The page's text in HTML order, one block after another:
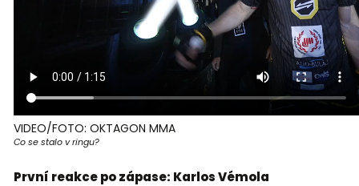
VIDEO/FOTO: OKTAGON MMA
Co se stalo v ringu?
První reakce po zápase: Karlos Vémola